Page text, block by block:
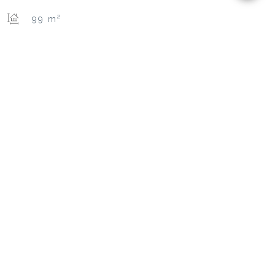
99 m²